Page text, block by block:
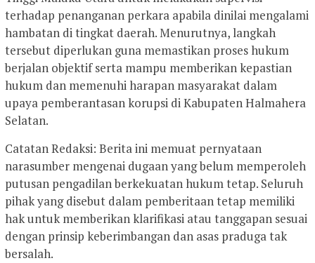
terhadap penanganan perkara apabila dinilai mengalami
hambatan di tingkat daerah. Menurutnya, langkah
tersebut diperlukan guna memastikan proses hukum
berjalan objektif serta mampu memberikan kepastian
hukum dan memenuhi harapan masyarakat dalam
upaya pemberantasan korupsi di Kabupaten Halmahera
Selatan.
Catatan Redaksi: Berita ini memuat pernyataan
narasumber mengenai dugaan yang belum memperoleh
putusan pengadilan berkekuatan hukum tetap. Seluruh
pihak yang disebut dalam pemberitaan tetap memiliki
hak untuk memberikan klarifikasi atau tanggapan sesuai
dengan prinsip keberimbangan dan asas praduga tak
bersalah.